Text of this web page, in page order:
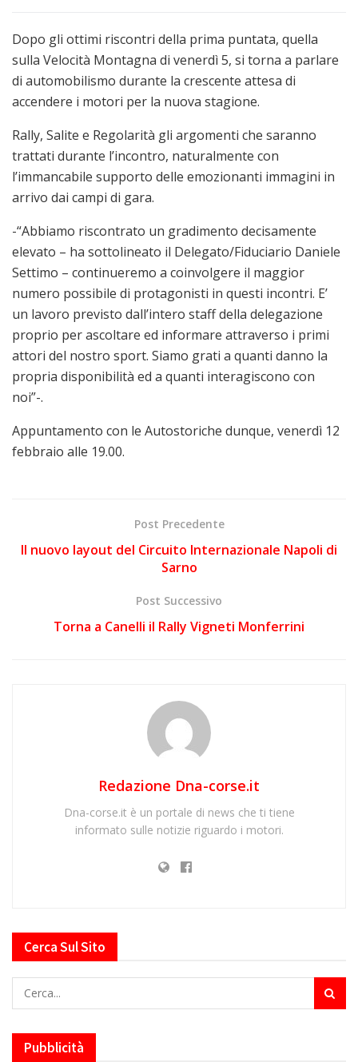
Dopo gli ottimi riscontri della prima puntata, quella
sulla Velocità Montagna di venerdì 5, si torna a parlare
di automobilismo durante la crescente attesa di
accendere i motori per la nuova stagione.
Rally, Salite e Regolarità gli argomenti che saranno
trattati durante l’incontro, naturalmente con
l’immancabile supporto delle emozionanti immagini in
arrivo dai campi di gara.
-“Abbiamo riscontrato un gradimento decisamente
elevato – ha sottolineato il Delegato/Fiduciario Daniele
Settimo – continueremo a coinvolgere il maggior
numero possibile di protagonisti in questi incontri. E’
un lavoro previsto dall’intero staff della delegazione
proprio per ascoltare ed informare attraverso i primi
attori del nostro sport. Siamo grati a quanti danno la
propria disponibilità ed a quanti interagiscono con
noi”-.
Appuntamento con le Autostoriche dunque, venerdì 12
febbraio alle 19.00.
Post Precedente
Il nuovo layout del Circuito Internazionale Napoli di
Sarno
Post Successivo
Torna a Canelli il Rally Vigneti Monferrini
Redazione Dna-corse.it
Dna-corse.it è un portale di news che ti tiene
informato sulle notizie riguardo i motori.
Cerca Sul Sito
Pubblicità